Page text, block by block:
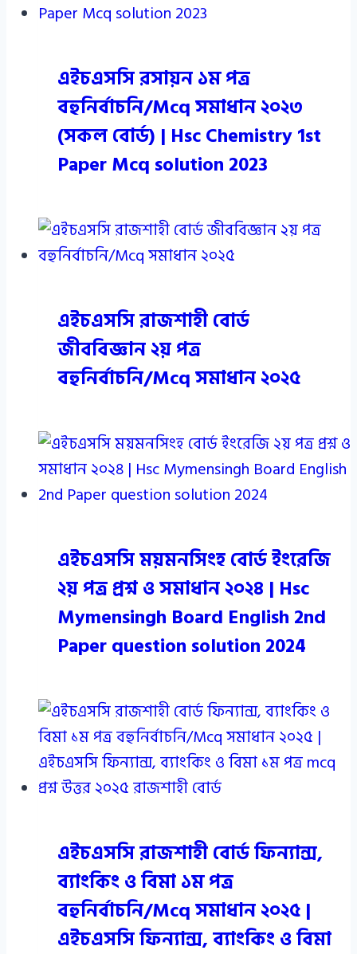
এইচএসসি রসায়ন ১ম পত্র
বহুনির্বাচনি/Mcq সমাধান ২০২৩
(সকল বোর্ড) | Hsc Chemistry 1st
Paper Mcq solution 2023
এইচএসসি রাজশাহী বোর্ড
জীববিজ্ঞান ২য় পত্র
বহুনির্বাচনি/Mcq সমাধান ২০২৫
এইচএসসি ময়মনসিংহ বোর্ড ইংরেজি
২য় পত্র প্রশ্ন ও সমাধান ২০২৪ | Hsc
Mymensingh Board English 2nd
Paper question solution 2024
এইচএসসি রাজশাহী বোর্ড ফিন্যান্স,
ব্যাংকিং ও বিমা ১ম পত্র
বহুনির্বাচনি/Mcq সমাধান ২০২৫ |
এইচএসসি ফিন্যান্স, ব্যাংকিং ও বিমা